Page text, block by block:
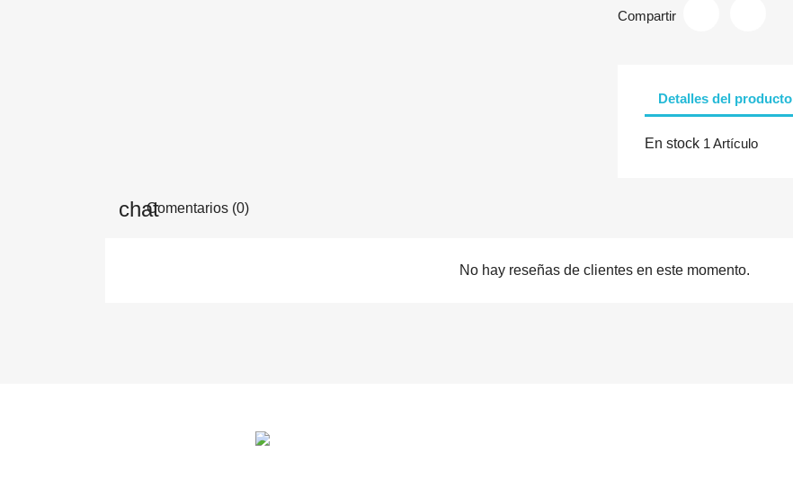
Compartir
Detalles del producto
En stock 1 Artículo
Comentarios (0)
No hay reseñas de clientes en este momento.